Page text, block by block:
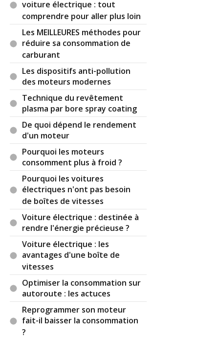
voiture électrique : tout
comprendre pour aller plus loin
Les MEILLEURES méthodes pour
réduire sa consommation de
carburant
Les dispositifs anti-pollution
des moteurs modernes
Technique du revêtement
plasma par bore spray coating
De quoi dépend le rendement
d'un moteur
Pourquoi les moteurs
consomment plus à froid ?
Pourquoi les voitures
électriques n'ont pas besoin
de boîtes de vitesses
Voiture électrique : destinée à
rendre l'énergie précieuse ?
Voiture électrique : les
avantages d'une boîte de
vitesses
Optimiser la consommation sur
autoroute : les actuces
Reprogrammer son moteur
fait-il baisser la consommation
?